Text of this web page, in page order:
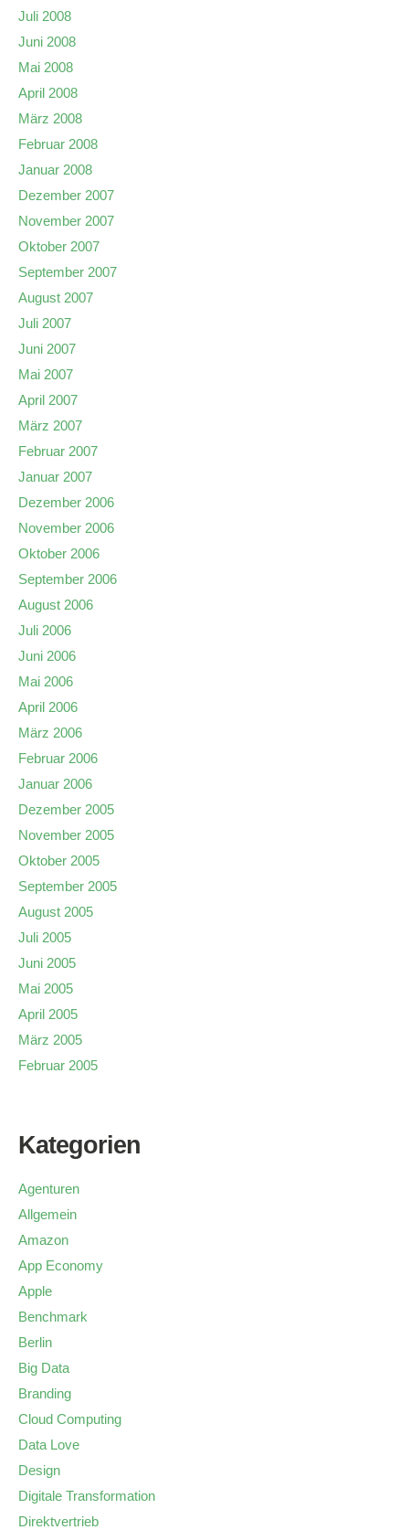
Juli 2008
Juni 2008
Mai 2008
April 2008
März 2008
Februar 2008
Januar 2008
Dezember 2007
November 2007
Oktober 2007
September 2007
August 2007
Juli 2007
Juni 2007
Mai 2007
April 2007
März 2007
Februar 2007
Januar 2007
Dezember 2006
November 2006
Oktober 2006
September 2006
August 2006
Juli 2006
Juni 2006
Mai 2006
April 2006
März 2006
Februar 2006
Januar 2006
Dezember 2005
November 2005
Oktober 2005
September 2005
August 2005
Juli 2005
Juni 2005
Mai 2005
April 2005
März 2005
Februar 2005
Kategorien
Agenturen
Allgemein
Amazon
App Economy
Apple
Benchmark
Berlin
Big Data
Branding
Cloud Computing
Data Love
Design
Digitale Transformation
Direktvertrieb